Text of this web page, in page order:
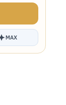
MAX